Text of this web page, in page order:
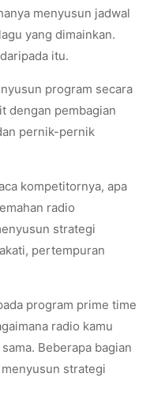
menyusun jadwal
yang dimainkan.
itu.
program secara
dengan pembagian
pernik-pernik
kompetitornya, apa
radio
strategi
pertempuran
program prime time
radio kamu
Beberapa bagian
strategi